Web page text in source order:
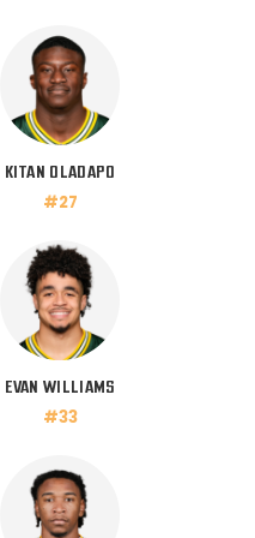
KITAN OLADAPO
#27
EVAN WILLIAMS
#33